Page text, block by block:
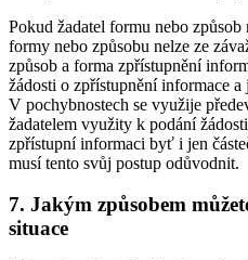
Pokud žadatel formu nebo
formy nebo způsobu nelze ze
způsob a forma zpřístupnění
žádosti o zpřístupnění informace
V pochybnostech se využije
žadatelem využity k podání
zpřístupní informaci byť i jen
musí tento svůj postup odůvodnit.
7. Jakým způsobem
situace